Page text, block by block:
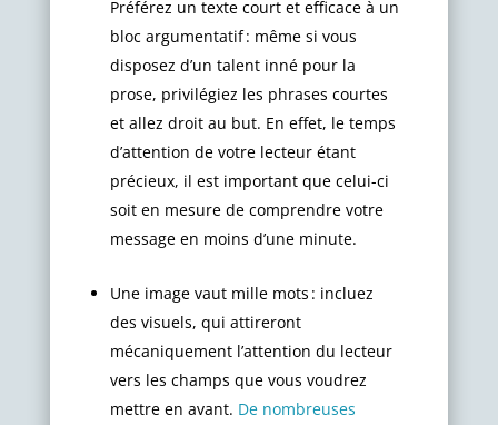
Préférez un texte court et efficace à un
bloc argumentatif : même si vous
disposez d’un talent inné pour la
prose, privilégiez les phrases courtes
et allez droit au but. En effet, le temps
d’attention de votre lecteur étant
précieux, il est important que celui-ci
soit en mesure de comprendre votre
message en moins d’une minute.
Une image vaut mille mots : incluez
des visuels, qui attireront
mécaniquement l’attention du lecteur
vers les champs que vous voudrez
mettre en avant. De nombreuses